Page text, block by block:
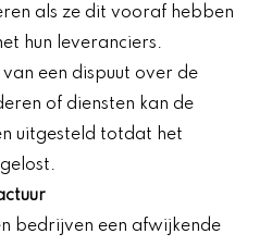
als ze dit vooraf hebben
hun leveranciers.
een dispuut over de
of diensten kan de
uitgesteld totdat het
bedrijven een afwijkende